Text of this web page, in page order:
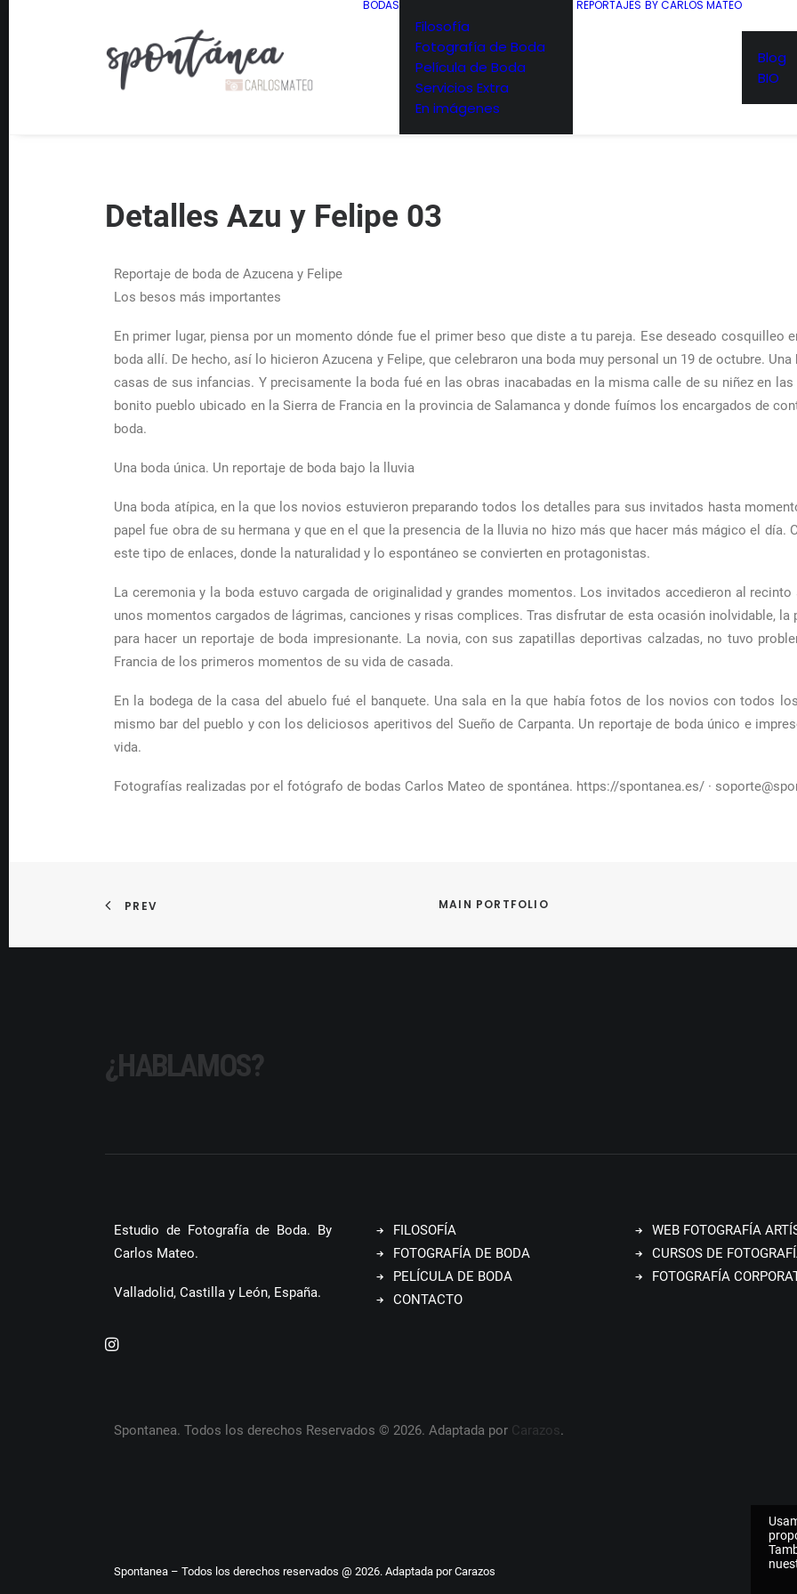
BODAS
Filosofía
Fotografía de Boda
Película de Boda
Servicios Extra
En imágenes
REPORTAJES BY CARLOS MATEO
Blog
BIO
Detalles Azu y Felipe 03
Reportaje de boda de Azucena y Felipe
Los besos más importantes
En primer lugar, piensa por un momento dónde fue el primer beso que diste a tu pareja. Ese deseado cosquilleo
boda allí. De hecho, así lo hicieron Azucena y Felipe, que celebraron una boda muy personal un 19 de octubre.
casas de sus infancias. Y precisamente la boda fué en las obras inacabadas en la misma calle de su niñez en
bonito pueblo ubicado en la Sierra de Francia en la provincia de Salamanca y donde fuímos los encargados de
boda.
Una boda única. Un reportaje de boda bajo la lluvia
Una boda atípica, en la que los novios estuvieron preparando todos los detalles para sus invitados hasta
papel fue obra de su hermana y que en el que la presencia de la lluvia no hizo más que hacer más mágico el
este tipo de enlaces, donde la naturalidad y lo espontáneo se convierten en protagonistas.
La ceremonia y la boda estuvo cargada de originalidad y grandes momentos. Los invitados accedieron al
unos momentos cargados de lágrimas, canciones y risas complices. Tras disfrutar de esta ocasión inolvidable,
para hacer un reportaje de boda impresionante. La novia, con sus zapatillas deportivas calzadas, no tuvo
Francia de los primeros momentos de su vida de casada.
En la bodega de la casa del abuelo fué el banquete. Una sala en la que había fotos de los novios con todos
mismo bar del pueblo y con los deliciosos aperitivos del Sueño de Carpanta. Un reportaje de boda único e
vida.
Fotografías realizadas por el fotógrafo de bodas Carlos Mateo de spontánea. https://spontanea.es/ ·
PREV MAIN PORTFOLIO
¿HABLAMOS?
Estudio de Fotografía de Boda. By
Carlos Mateo.
Valladolid, Castilla y León, España.
FILOSOFÍA
FOTOGRAFÍA DE BODA
PELÍCULA DE BODA
CONTACTO
WEB FOTOGRAFÍA
CURSOS DE
FOTOGRAFÍA
Spontanea. Todos los derechos Reservados © 2026. Adaptada por Carazos.
Spontanea – Todos los derechos reservados @ 2026. Adaptada porCarazos